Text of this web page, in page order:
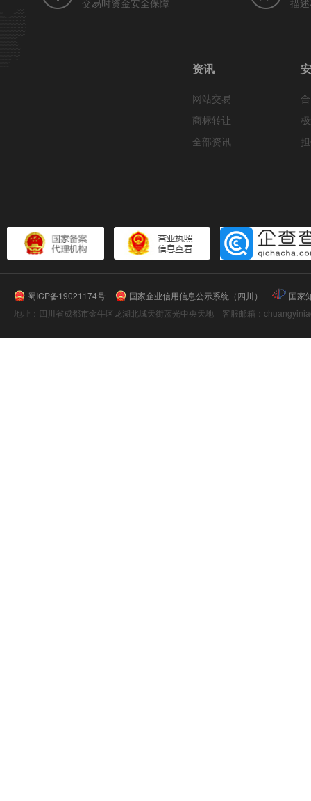
交易时资金安全保障 描
资讯
网站交易
商标转让
全部资讯
蜀ICP备19021174号 国家企业信用信息公示系统（四川）
国家
地址：四川省成都市金牛区龙湖北城天街蓝光中央天地 客服邮箱：